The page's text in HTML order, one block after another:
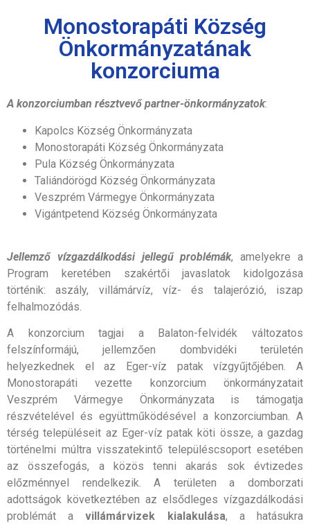
Monostorapáti Község
Önkormányzatának
konzorciuma
A konzorciumban résztvevő partner-önkormányzatok:
Kapolcs Község Önkormányzata
Monostorapáti Község Önkormányzata
Pula Község Önkormányzata
Taliándörögd Község Önkormányzata
Veszprém Vármegye Önkormányzata
Vigántpetend Község Önkormányzata
Jellemző vízgazdálkodási jellegű problémák, amelyekre a
Program keretében szakértői javaslatok kidolgozása
történik: aszály, villámárvíz, víz- és talajerózió, iszap
felhalmozódás.
A konzorcium tagjai a Balaton-felvidék változatos
felszínformájú, jellemzően dombvidéki területén
helyezkednek el az Eger-víz patak vízgyűjtőjében. A
Monostorapáti vezette konzorcium önkormányzatait
Veszprém Vármegye Önkormányzata is támogatja
részvételével és együttműködésével a konzorciumban. A
térség településeit az Eger-víz patak köti össze, a gazdag
történelmi múltra visszatekintő településcsoport esetében
az összefogás, a közös tenni akarás sok évtizedes
előzménnyel rendelkezik. A területen a domborzati
adottságok következtében az elsődleges vízgazdálkodási
problémát avillámárvizek kialakulása, a hatásukra